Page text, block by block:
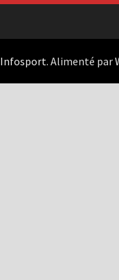
Infosport. Alimenté par